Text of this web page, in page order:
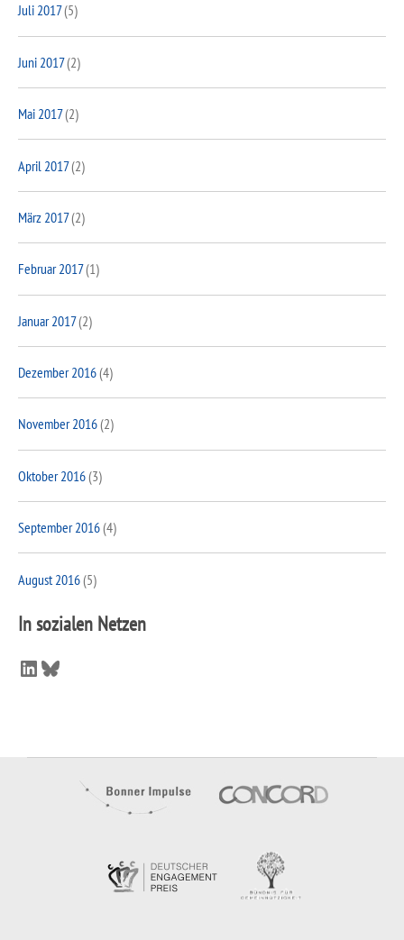
Juli 2017(5)
Juni 2017(2)
Mai 2017(2)
April 2017(2)
März 2017(2)
Februar 2017(1)
Januar 2017(2)
Dezember 2016(4)
November 2016(2)
Oktober 2016(3)
September 2016(4)
August 2016(5)
In sozialen Netzen
LinkedIn
Bluesky